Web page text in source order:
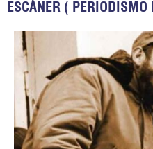
ESCÁNER ( PERIODISMO